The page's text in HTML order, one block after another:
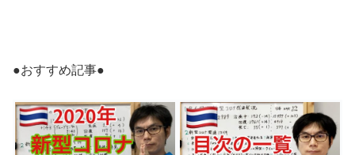
●おすすめ記事●